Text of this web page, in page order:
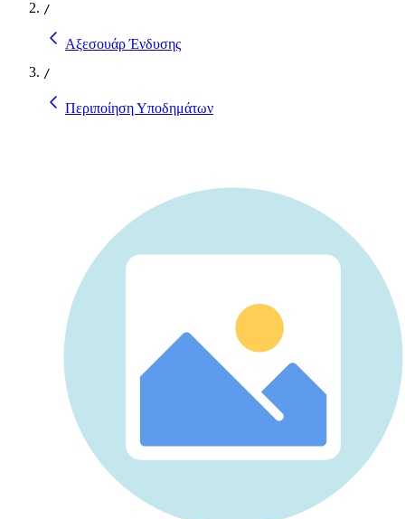
/
Αξεσουάρ Ένδυσης
/
Περιποίηση Υποδημάτων